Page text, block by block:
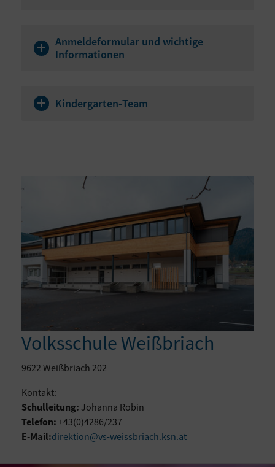
Anmeldeformular und wichtige
Informationen
Kindergarten-Team
Volksschule Weißbriach
9622 Weißbriach 202
Kontakt:
Schulleitung: Johanna Robin
Telefon: +43(0)4286/237
E-Mail:direktion@vs-weissbriach.ksn.at